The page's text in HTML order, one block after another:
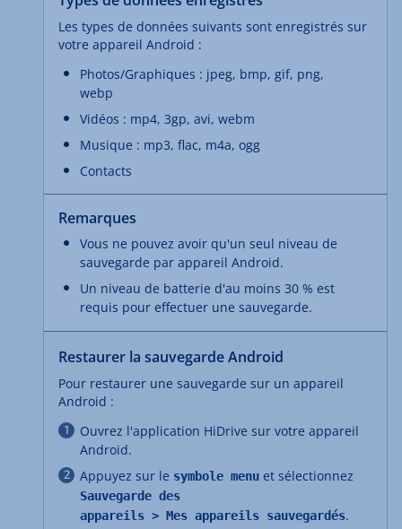
Les types de données suivants sont enregistrés sur
votre appareil Android :
Photos/Graphiques : jpeg, bmp, gif, png,
webp
Vidéos : mp4, 3gp, avi, webm
Musique : mp3, flac, m4a, ogg
Contacts
Remarques
Vous ne pouvez avoir qu'un seul niveau de
sauvegarde par appareil Android.
Un niveau de batterie d'au moins 30 % est
requis pour effectuer une sauvegarde.
Restaurer la sauvegarde Android
Pour restaurer une sauvegarde sur un appareil
Android :
Ouvrez l'application HiDrive sur votre appareil
Android.
Appuyez sur le symbole menu et sélectionnez
Sauvegarde des
appareils > Mes appareils sauvegardés.